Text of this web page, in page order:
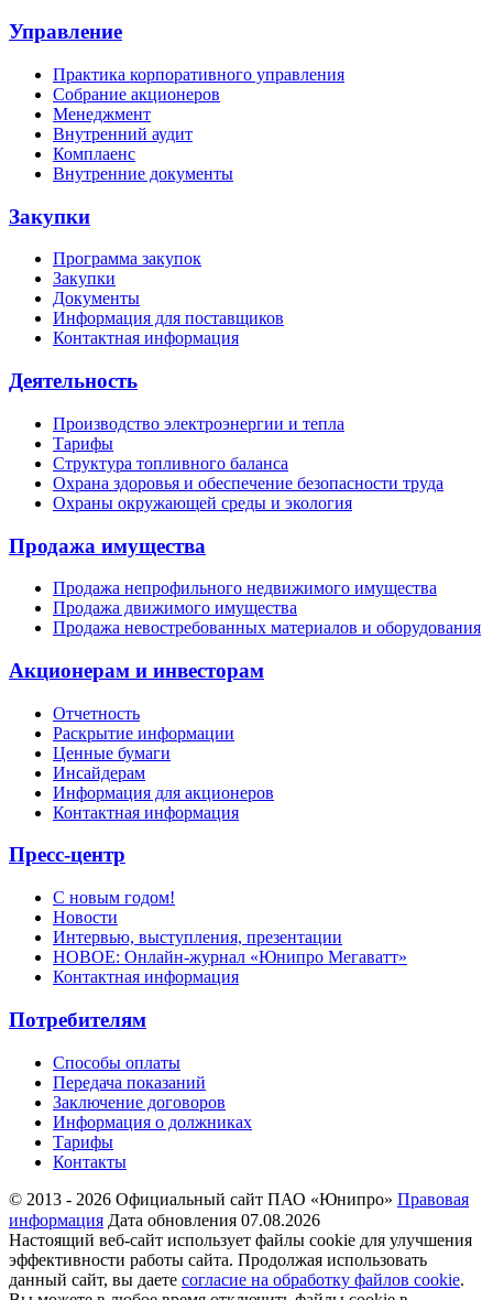
Управление
Практика корпоративного управления
Собрание акционеров
Менеджмент
Внутренний аудит
Комплаенс
Внутренние документы
Закупки
Программа закупок
Закупки
Документы
Информация для поставщиков
Контактная информация
Деятельность
Производство электроэнергии и тепла
Тарифы
Структура топливного баланса
Охрана здоровья и обеспечение безопасности труда
Охраны окружающей среды и экология
Продажа имущества
Продажа непрофильного недвижимого имущества
Продажа движимого имущества
Продажа невостребованных материалов и оборудования
Акционерам и инвесторам
Отчетность
Раскрытие информации
Ценные бумаги
Инсайдерам
Информация для акционеров
Контактная информация
Пресс-центр
С новым годом!
Новости
Интервью, выступления, презентации
НОВОЕ: Онлайн-журнал «Юнипро Мегаватт»
Контактная информация
Потребителям
Способы оплаты
Передача показаний
Заключение договоров
Информация о должниках
Тарифы
Контакты
© 2013 - 2026 Официальный сайт ПАО «Юнипро» Правовая
информация Дата обновления 07.08.2026
Настоящий веб-сайт использует файлы cookie для улучшения
эффективности работы сайта. Продолжая использовать
данный сайт, вы даете согласие на обработку файлов cookie.